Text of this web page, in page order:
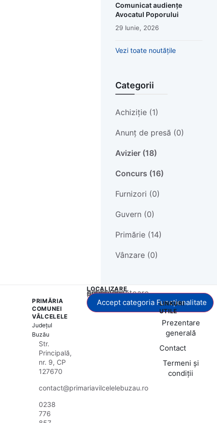
Comunicat audiențe
Avocatul Poporului
29 Iunie, 2026
Vezi toate noutățile
Categorii
Achiziție (1)
Anunț de presă (0)
Avizier (18)
Concurs (16)
Furnizori (0)
Guvern (0)
Primărie (14)
Vânzare (0)
PRIMĂRIA
COMUNEI
VÂLCELELE
Județul
Buzău
Str.
Principală,
nr. 9, CP
127670
contact@primariavilcelelebuzau.ro
0238
776
LOCALIZARE
Acest conținut este blocat până când acceptați categoria corespunzătoare de cookie-uri.
Accept categoria Funcționalitate
LINKURI
UTILE
Prezentare
generală
Contact
Termeni și
condiții